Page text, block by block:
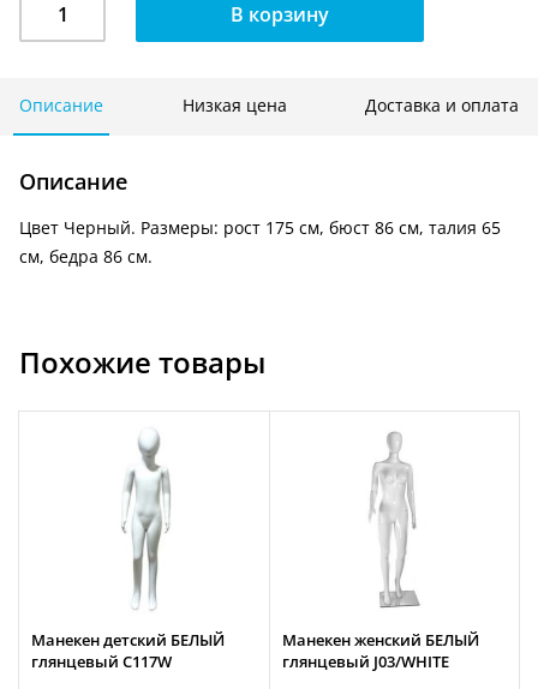
Манекен
глянцевый
J03/BLACK
В корзину
Описание Низкая цена Доставка и оплата
Описание
Цвет Черный. Размеры: рост 175 см, бюст 86 см, талия 65
см, бедра 86 см.
Похожие товары
Манекен детский БЕЛЫЙ
глянцевый C117W
Манекен женский БЕЛЫЙ
глянцевый J03/WHITE